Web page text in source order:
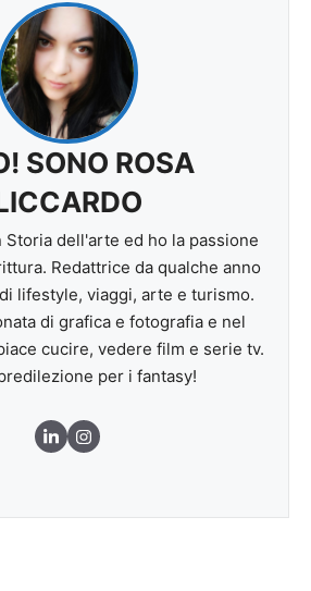
SONO ROSA
Storia dell'arte ed ho la passione
Redattrice da qualche anno
lifestyle, viaggi, arte e turismo.
di grafica e fotografia e nel
cucire, vedere film e serie tv.
per i fantasy!